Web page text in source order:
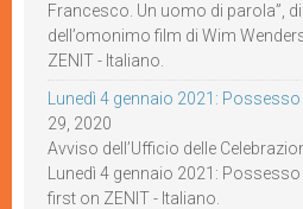
Francesco. Un uomo di parola”,
dell’omonimo film di Wim
ZENIT - Italiano.
Lunedì 4 gennaio 2021:
29, 2020
Avviso dell’Ufficio delle
Lunedì 4 gennaio 2021:
first on ZENIT - Italiano.